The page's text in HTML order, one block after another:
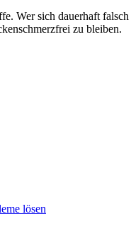
Wer sich dauerhaft
zu bleiben.
lösen